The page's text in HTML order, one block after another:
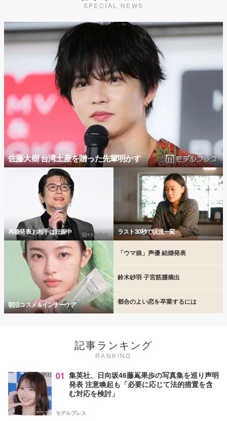
SPECIAL NEWS
佐藤大樹 台湾土産を贈った先輩明かす
再婚発表 お相手は妊娠中 ラスト30秒で状況一変
朝活コスメ＆インナーケア
「ウマ娘」声優 結婚発表
鈴木砂羽 子宮筋腫摘出
都合のよい恋を卒業するには
記事ランキング
RANKING
01 集英社、日向坂46藤嶌果歩の写真集を巡り声明
発表 注意喚起も「必要に応じて法的措置を含
む対応を検討」
モデルプレス